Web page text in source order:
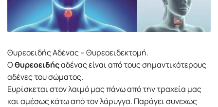
Θυρεοειδής Αδένας – Θυρεοειδεκτομή.
Οθυρεοειδήςαδένας είναι από τους σημαντικότερους
αδένες του σώματος.
Ευρίσκεται στον λαιμό μας πάνω από την τραχεία μας
και αμέσως κάτω από τον λάρυγγα. Παράγει συνεχώς